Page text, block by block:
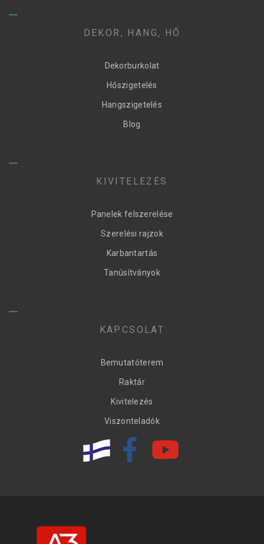
DEKOR, HANG, HŐ
Dekorburkolat
Hőszigetelés
Hangszigetelés
Blog
KIVITELEZÉS
Panelek felszerelése
Szerelési rajzok
Karbantartás
Tanúsítványok
KAPCSOLAT
Bemutatóterem
Raktár
Kivitelezés
Viszonteladók